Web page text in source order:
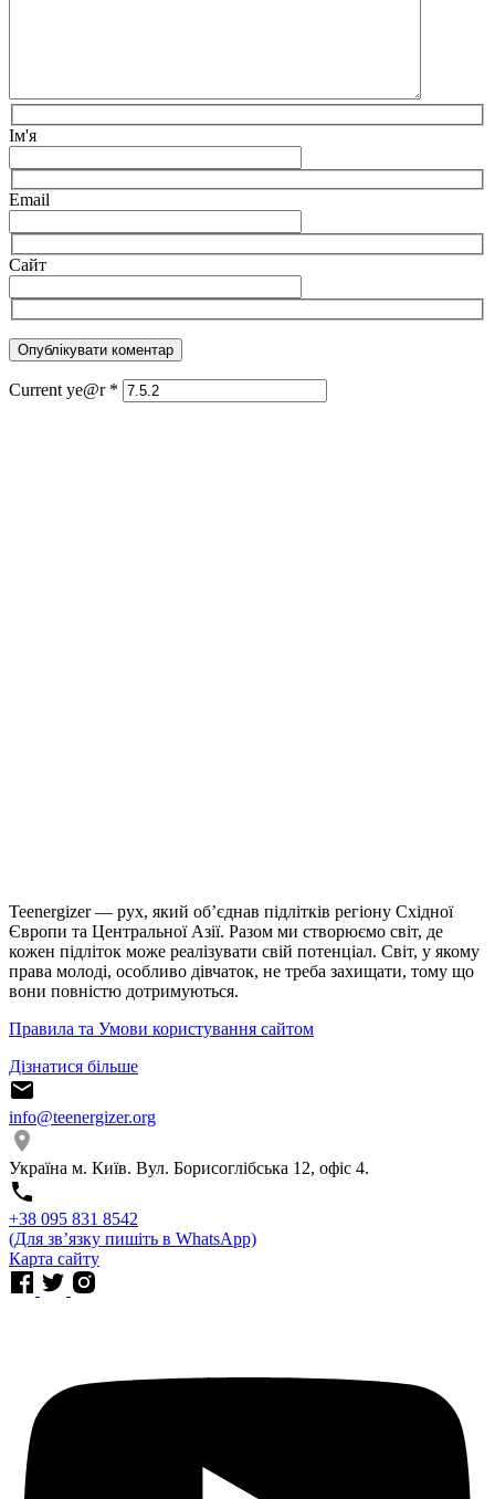
Ім'я
Email
Сайт
Current ye@r *
Teenergizer — рух, який об’єднав підлітків регіону Східної
Європи та Центральної Азії. Разом ми створюємо світ, де
кожен підліток може реалізувати свій потенціал. Світ, у якому
права молоді, особливо дівчаток, не треба захищати, тому що
вони повністю дотримуються.
Правила та Умови користування сайтом
Дізнатися більше
info@teenergizer.org
Україна м. Київ. Вул. Борисоглібська 12, офіс 4.
⁨+38 095 831 8542⁩
(Для звʼязку пишіть в WhatsApp)
Карта сайту